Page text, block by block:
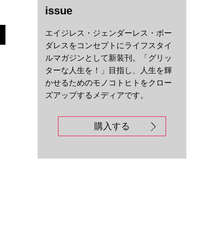
issue
エイジレス・ジェンダーレス・ボー
ダレスをコンセプトにライフスタイ
ルマガジンとして新装刊。「グリッ
ターな人生を！」目指し、人生を輝
かせるためのモノコトヒトをクロー
ズアップするメディアです。
購入する